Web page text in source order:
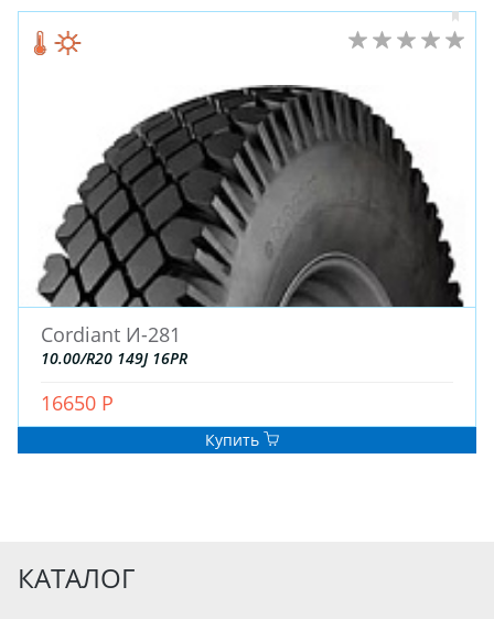
Cordiant И-281
10.00/R20 149J 16PR
16650 Р
Купить
КАТАЛОГ